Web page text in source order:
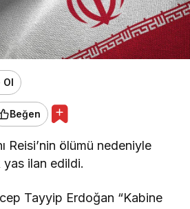
Ol
Beğen
Reisi’nin ölümü nedeniyle
yas ilan edildi.
Tayyip Erdoğan “Kabine